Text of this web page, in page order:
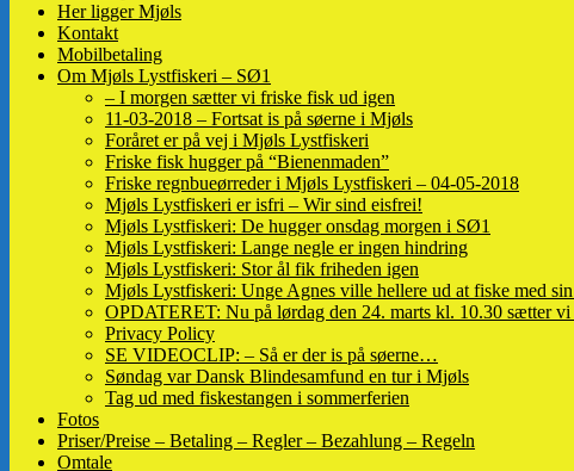
Her ligger Mjøls
Kontakt
Mobilbetaling
Om Mjøls Lystfiskeri – SØ1
– I morgen sætter vi friske fisk ud igen
11-03-2018 – Fortsat is på søerne i Mjøls
Foråret er på vej i Mjøls Lystfiskeri
Friske fisk hugger på “Bienenmaden”
Friske regnbueørreder i Mjøls Lystfiskeri – 04-05-2018
Mjøls Lystfiskeri er isfri – Wir sind eisfrei!
Mjøls Lystfiskeri: De hugger onsdag morgen i SØ1
Mjøls Lystfiskeri: Lange negle er ingen hindring
Mjøls Lystfiskeri: Stor ål fik friheden igen
Mjøls Lystfiskeri: Unge Agnes ville hellere ud at fiske med
OPDATERET: Nu på lørdag den 24. marts kl. 10.30 sætter
Privacy Policy
SE VIDEOCLIP: – Så er der is på søerne…
Søndag var Dansk Blindesamfund en tur i Mjøls
Tag ud med fiskestangen i sommerferien
Fotos
Priser/Preise – Betaling – Regler – Bezahlung – Regeln
Omtale